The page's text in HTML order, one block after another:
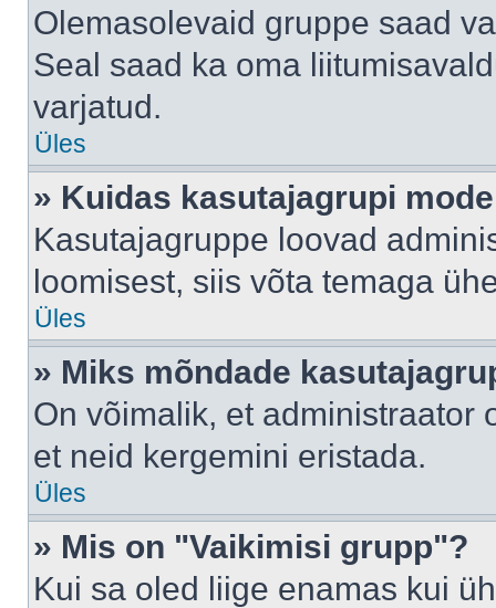
Olemasolevaid gruppe saad
Seal saad ka oma
varjatud.
Üles
» Kuidas kasutajagrupi
Kasutajagruppe loovad
loomisest, siis võta temaga
Üles
» Miks mõndade
On võimalik, et administraator
et neid kergemini eristada.
Üles
» Mis on "Vaikimisi grupp"?
Kui sa oled liige enamas kui